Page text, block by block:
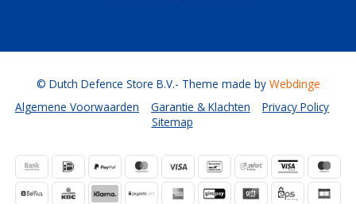
Algemene Voorwaarden Garantie & Klachten
Privacy Policy
Sitemap
© Dutch Defence Store B.V.- Theme made by Webdinge